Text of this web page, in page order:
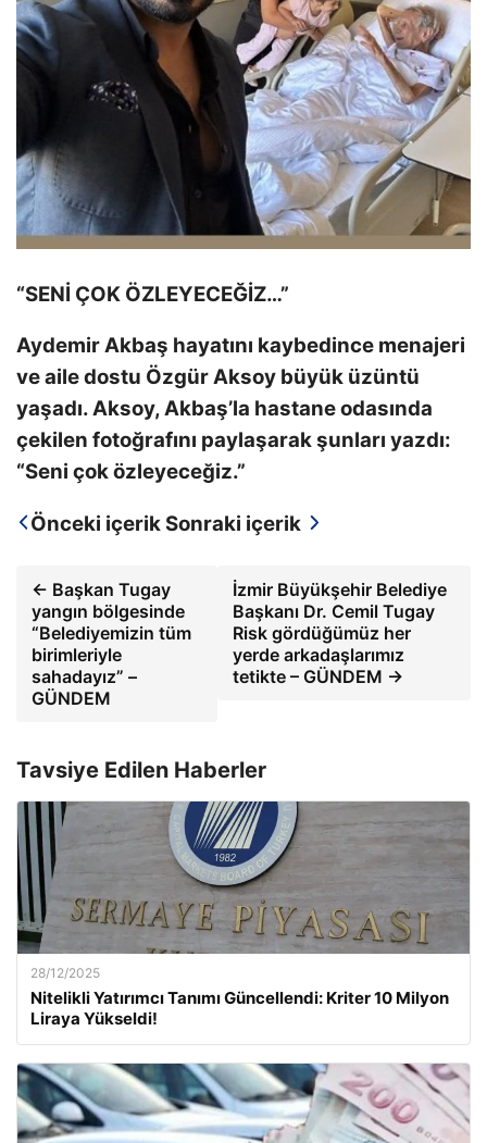
“SENİ ÇOK ÖZLEYECEĞİZ…”
Aydemir Akbaş hayatını kaybedince menajeri
ve aile dostu Özgür Aksoy büyük üzüntü
yaşadı. Aksoy, Akbaş’la hastane odasında
çekilen fotoğrafını paylaşarak şunları yazdı:
“Seni çok özleyeceğiz.”
Önceki içerik Sonraki içerik
← Başkan Tugay
yangın bölgesinde
“Belediyemizin tüm
birimleriyle
sahadayız” –
GÜNDEM
İzmir Büyükşehir Belediye
Başkanı Dr. Cemil Tugay
Risk gördüğümüz her
yerde arkadaşlarımız
tetikte – GÜNDEM →
Tavsiye Edilen Haberler
28/12/2025
Nitelikli Yatırımcı Tanımı Güncellendi: Kriter 10 Milyon
Liraya Yükseldi!